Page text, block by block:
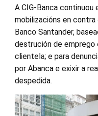
A CIG-Banca
mobilizacións en
Banco Santander,
destrución de emprego
clientela; e para
por Abanca e exixir a
despedida.